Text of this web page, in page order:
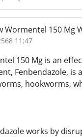
Wormentel 150 Mg
11:47
150 Mg is an
Fenbendazole,
hookworms,
works by